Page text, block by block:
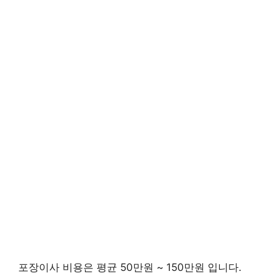
포장이사 비용은 평균 50만원 ~ 150만원 입니다.